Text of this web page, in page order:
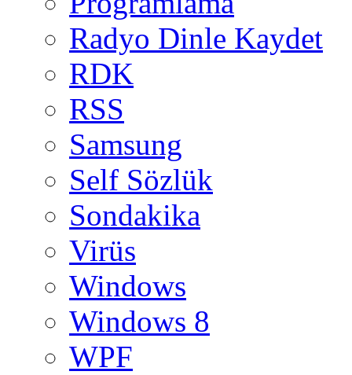
Radyo Dinle Kaydet
RDK
RSS
Samsung
Self Sözlük
Sondakika
Virüs
Windows
Windows 8
WPF